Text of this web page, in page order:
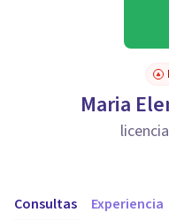
Maria
Consultas Experiencia